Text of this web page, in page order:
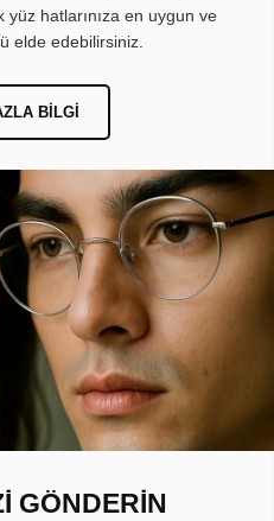
hatlarınıza en uygun ve
elde edebilirsiniz.
BILGI
GÖNDERİN